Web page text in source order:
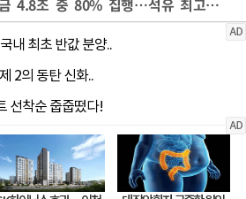
與 "고유가 피해지원금 4.8조 중 80% 집행…석유 최고가격제가 물가 억제"